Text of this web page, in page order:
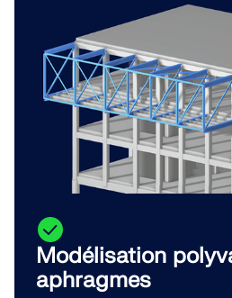
Modélisation
aphragmes